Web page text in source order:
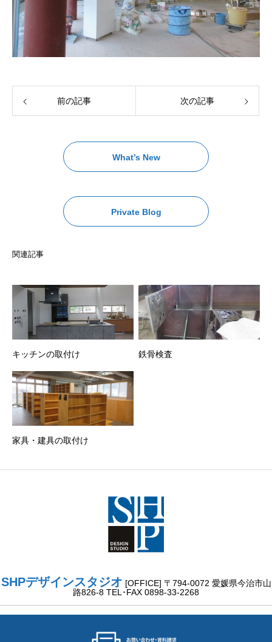
前の記事 次の記事
What’s New
Private Blog
関連記事
キッチンの取付け 鉄骨検査
家具・建具の取付け
SHPデザインスタジオ [OFFICE] 〒794-0072 愛媛県今治市山
路826-8 TEL･FAX 0898-33-2268